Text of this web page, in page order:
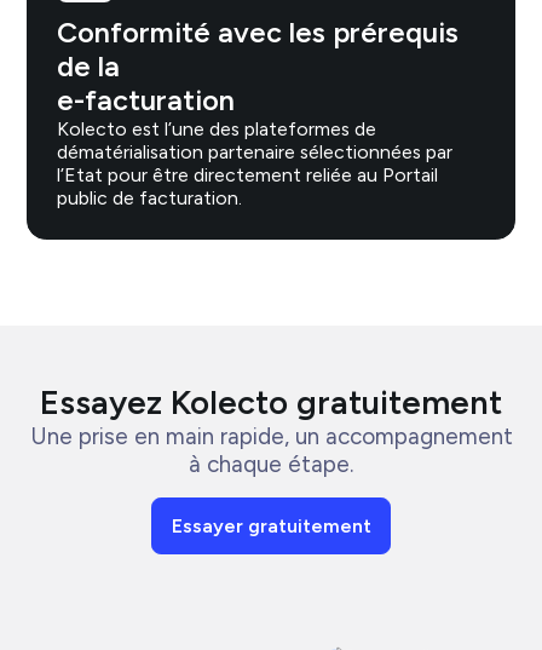
Conformité avec les prérequis
de la
e-facturation
Kolecto est l’une des plateformes de
dématérialisation partenaire sélectionnées par
l’Etat pour être directement reliée au Portail
public de facturation.
Essayez Kolecto gratuitement
Une prise en main rapide, un accompagnement
à chaque étape.
Essayer gratuitement